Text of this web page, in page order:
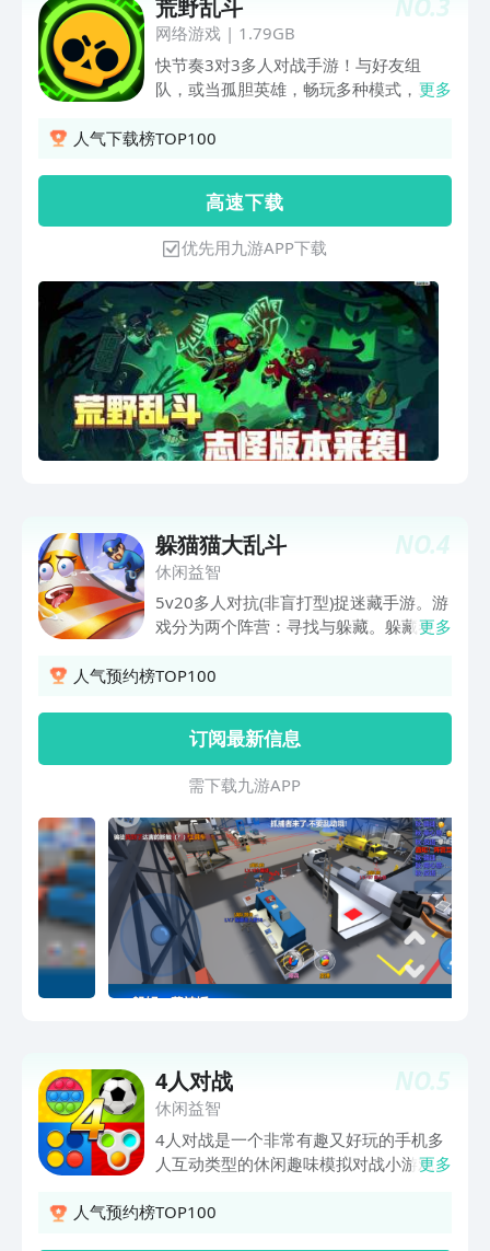
荒野乱斗
网络游戏| 1.79GB
快节奏3对3多人对战手游！与好友组
队，或当孤胆英雄，畅玩多种模式，3分
锁和升级，使用强大的超级技能、星徽之
让自己与众不同。在乱斗世界的众多神秘
地点展开对战！
更多
人气下载榜TOP100
高 速 下 载
优先用九游APP下载
NO.4
躲猫猫大乱斗
休闲益智
5v20多人对抗(非盲打型)捉迷藏手游。游
戏分为两个阵营：寻找与躲藏。躲藏者伪
这游戏趣味十足，社交乐翻，深度解压！
过目不忘，灵感的爆棚！老少皆宜，劳逸
结合，茶余饭后的笑料！游戏界一绝，喵
~~~二十四张地图：学校、迷你城市、珠
宝行、公寓、监狱、工地、城堡、赛车
场、医院、军事要塞、办公室、空间站、
航天基地、小镇、码头、酒店、火星基
地、别墅、巨人厨房、野外营地、训练
营、教堂、游戏世界、封顶工地。每张地
图，躲藏者可伪装成60多种物品，累计
1500多种物品。
更多
人气预约榜TOP100
订阅最新信息
需 下 载 九 游 A P P
NO.5
4人对战
休闲益智
4人对战是一个非常有趣又好玩的手机多
人互动类型的休闲趣味模拟对战小游戏。
戏模拟对战，本游戏内拥有超多新奇有趣
更多
人气预约榜TOP100